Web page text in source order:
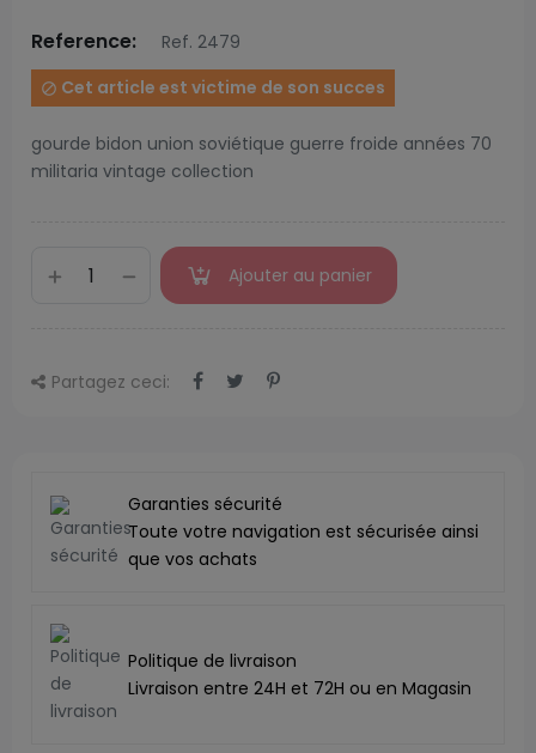
Reference: Ref. 2479
 Cet article est victime de son succes
gourde bidon union soviétique guerre froide années 70
militaria vintage collection
Ajouter au panier
Partagez ceci:
Garanties sécurité
Toute votre navigation est sécurisée ainsi
que vos achats
Politique de livraison
Livraison entre 24H et 72H ou en Magasin